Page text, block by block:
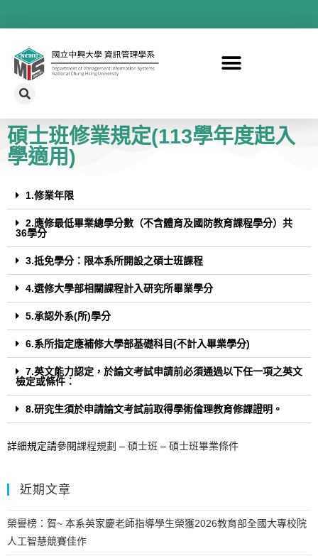
碩士班修業規定(113學年度起入
學適用)
1.修業年限
2.應修最低畢業總學分數（不含體育及國防教育課程學分）共
36學分
3.抵免學分：限本系所開設之碩士班課程
4.選修大學部相關課程計入研究所畢業學分
5.承認外系(所)學分
6.系所指定應補修大學部基礎科目(不計入畢業學分)
7.英文能力認定，於論文考試申請前必須通過以下任一項之英文
檢定或條件：
8.研究生須於申請論文考試前取得學術倫理教育修課證明。
詳細規定請參閱課程規劃 – 碩士班 – 碩士班畢業條件
近期文章
榮譽榜：賀~ 本系英家慶老師指導學生榮獲2026教育部全國大專校院
人工智慧競賽佳作